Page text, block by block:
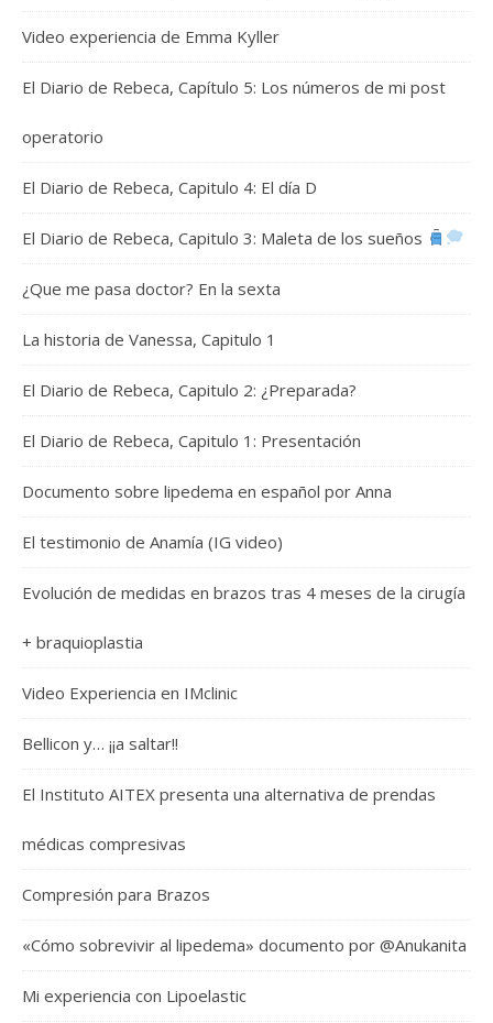
Video experiencia de Emma Kyller
El Diario de Rebeca, Capítulo 5: Los números de mi post
operatorio
El Diario de Rebeca, Capitulo 4: El día D
El Diario de Rebeca, Capitulo 3: Maleta de los sueños
¿Que me pasa doctor? En la sexta
La historia de Vanessa, Capitulo 1
El Diario de Rebeca, Capitulo 2: ¿Preparada?
El Diario de Rebeca, Capitulo 1: Presentación
Documento sobre lipedema en español por Anna
El testimonio de Anamía (IG video)
Evolución de medidas en brazos tras 4 meses de la cirugía
+ braquioplastia
Video Experiencia en IMclinic
Bellicon y… ¡¡a saltar!!
El Instituto AITEX presenta una alternativa de prendas
médicas compresivas
Compresión para Brazos
«Cómo sobrevivir al lipedema» documento por @Anukanita
Mi experiencia con Lipoelastic